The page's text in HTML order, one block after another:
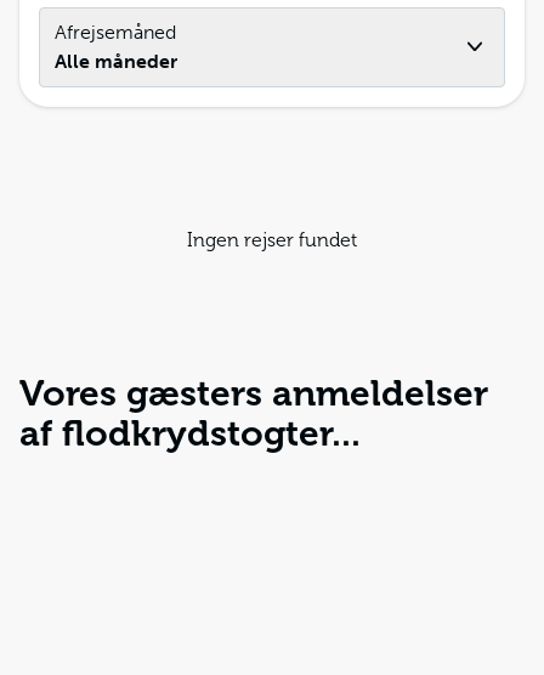
Afrejsemåned
Alle måneder
Ingen rejser fundet
Vores gæsters anmeldelser
af flodkrydstogter...